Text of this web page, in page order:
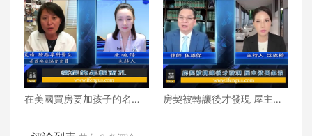
在美國買房要加孩子的名字
房契被轉讓後才發現 屋主欲